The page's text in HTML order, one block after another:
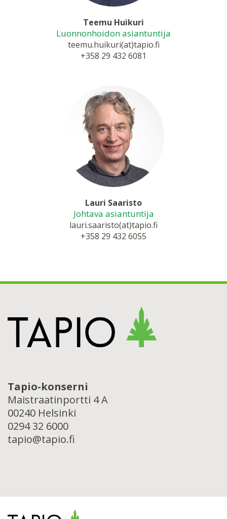
Teemu Huikuri
Luonnonhoidon asiantuntija
teemu.huikuri(at)tapio.fi
+358 29 432 6081
Lauri Saaristo
Johtava asiantuntija
lauri.saaristo(at)tapio.fi
+358 29 432 6055
Tapio-konserni
Maistraatinportti 4 A
00240 Helsinki
0294 32 6000
tapio@tapio.fi